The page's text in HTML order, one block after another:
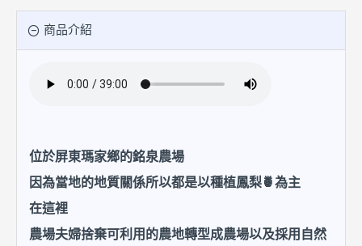
商品介紹
位於屏東瑪家鄉的銘泉農場
因為當地的地質關係所以都是以種植鳳梨🍍為主
在這裡
農場夫婦捨棄可利用的農地轉型成農場以及採用自然